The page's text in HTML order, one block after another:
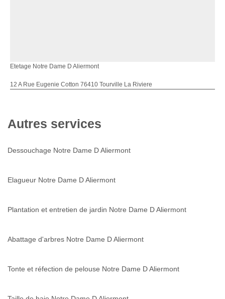
Etetage Notre Dame D Aliermont
12 A Rue Eugenie Cotton 76410 Tourville La Riviere
Autres services
Dessouchage Notre Dame D Aliermont
Elagueur Notre Dame D Aliermont
Plantation et entretien de jardin Notre Dame D Aliermont
Abattage d'arbres Notre Dame D Aliermont
Tonte et réfection de pelouse Notre Dame D Aliermont